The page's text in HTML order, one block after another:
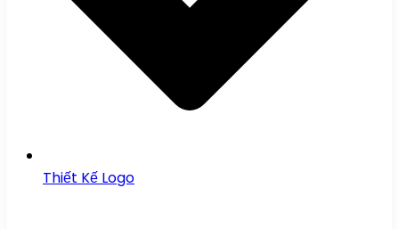
Thiết Kế Logo